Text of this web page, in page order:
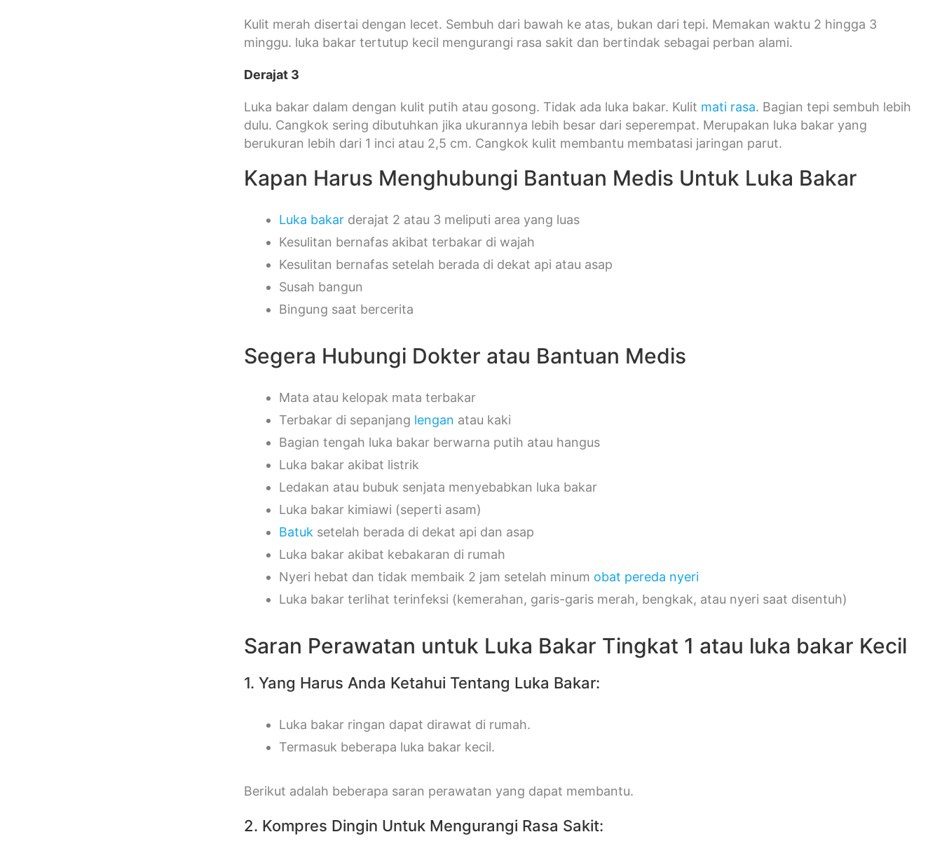
Kulit merah disertai dengan lecet. Sembuh dari bawah ke atas, bukan dari tepi. Memakan waktu 2 hingga 3
minggu. luka bakar tertutup kecil mengurangi rasa sakit dan bertindak sebagai perban alami.
Derajat 3
Luka bakar dalam dengan kulit putih atau gosong. Tidak ada luka bakar. Kulit mati rasa. Bagian tepi sembuh lebih
dulu. Cangkok sering dibutuhkan jika ukurannya lebih besar dari seperempat. Merupakan luka bakar yang
berukuran lebih dari 1 inci atau 2,5 cm. Cangkok kulit membantu membatasi jaringan parut.
Kapan Harus Menghubungi Bantuan Medis Untuk Luka Bakar
Luka bakar derajat 2 atau 3 meliputi area yang luas
Kesulitan bernafas akibat terbakar di wajah
Kesulitan bernafas setelah berada di dekat api atau asap
Susah bangun
Bingung saat bercerita
Segera Hubungi Dokter atau Bantuan Medis
Mata atau kelopak mata terbakar
Terbakar di sepanjang lengan atau kaki
Bagian tengah luka bakar berwarna putih atau hangus
Luka bakar akibat listrik
Ledakan atau bubuk senjata menyebabkan luka bakar
Luka bakar kimiawi (seperti asam)
Batuk setelah berada di dekat api dan asap
Luka bakar akibat kebakaran di rumah
Nyeri hebat dan tidak membaik 2 jam setelah minum obat pereda nyeri
Luka bakar terlihat terinfeksi (kemerahan, garis-garis merah, bengkak, atau nyeri saat disentuh)
Saran Perawatan untuk Luka Bakar Tingkat 1 atau luka bakar Kecil
1. Yang Harus Anda Ketahui Tentang Luka Bakar:
Luka bakar ringan dapat dirawat di rumah.
Termasuk beberapa luka bakar kecil.
Berikut adalah beberapa saran perawatan yang dapat membantu.
2. Kompres Dingin Untuk Mengurangi Rasa Sakit: